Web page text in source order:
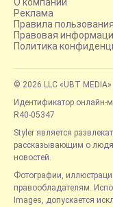
Реклама
Правила пользования
Правовая
Политика
© 2026 LLC «UBT MEDIA»
Идентификатор онлайн-
R40-05347
Styler является
рассказывающим о
новостей.
Фотографии,
правообладателям.
Images, допускается